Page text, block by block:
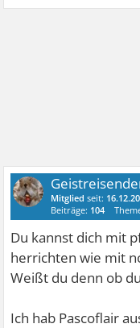
Mitglied seit:
Beiträge: 104
Du kannst dich mit
herrichten wie mit
Weißt du denn ob
Ich hab Pascoflair